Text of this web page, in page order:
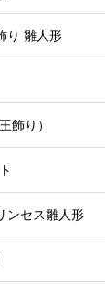
り 雛人形
飾り）
ンセス雛人形